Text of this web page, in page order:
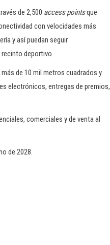
de 2,500 access pointsque
con velocidades más
y así puedan seguir
deportivo.
de 10 mil metros cuadrados y
electrónicos, entregas de premios,
comerciales y de venta al
de 2028.